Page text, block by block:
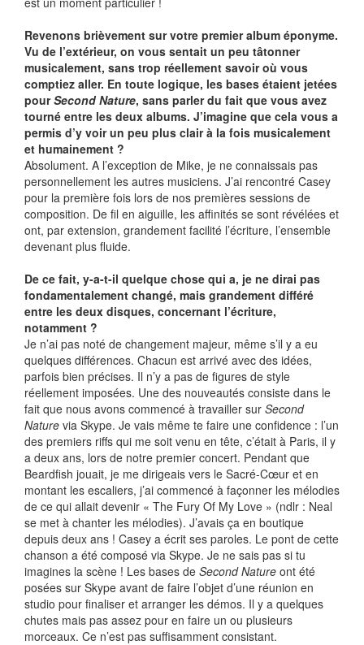
Revenons brièvement sur votre premier album éponyme.
Vu de l’extérieur, on vous sentait un peu tâtonner
musicalement, sans trop réellement savoir où vous
comptiez aller. En toute logique, les bases étaient jetées
pourSecond Nature, sans parler du fait que vous avez
tourné entre les deux albums. J’imagine que cela vous a
permis d’y voir un peu plus clair à la fois musicalement
et humainement ?
Absolument. A l’exception de Mike, je ne connaissais pas
personnellement les autres musiciens. J’ai rencontré Casey
pour la première fois lors de nos premières sessions de
composition. De fil en aiguille, les affinités se sont révélées et
ont, par extension, grandement facilité l’écriture, l’ensemble
devenant plus fluide.
De ce fait, y-a-t-il quelque chose qui a, je ne dirai pas
fondamentalement changé, mais grandement différé
entre les deux disques, concernant l’écriture,
notamment ?
Je n’ai pas noté de changement majeur, même s’il y a eu
quelques différences. Chacun est arrivé avec des idées,
parfois bien précises. Il n’y a pas de figures de style
réellement imposées. Une des nouveautés consiste dans le
fait que nous avons commencé à travailler sur Second
Nature via Skype. Je vais même te faire une confidence : l’un
des premiers riffs qui me soit venu en tête, c’était à Paris, il y
a deux ans, lors de notre premier concert. Pendant que
Beardfish jouait, je me dirigeais vers le Sacré-Cœur et en
montant les escaliers, j’ai commencé à façonner les mélodies
de ce qui allait devenir « The Fury Of My Love » (ndlr : Neal
se met à chanter les mélodies). J’avais ça en boutique
depuis deux ans ! Casey a écrit ses paroles. Le pont de cette
chanson a été composé via Skype. Je ne sais pas si tu
imagines la scène ! Les bases de Second Nature ont été
posées sur Skype avant de faire l’objet d’une réunion en
studio pour finaliser et arranger les démos. Il y a quelques
chutes mais pas assez pour en faire un ou plusieurs
morceaux. Ce n’est pas suffisamment consistant.